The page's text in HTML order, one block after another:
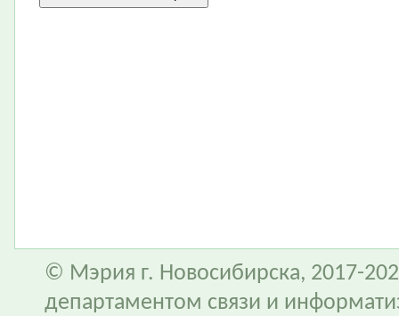
© Мэрия г. Новосибирска, 2017-
департаментом связи и